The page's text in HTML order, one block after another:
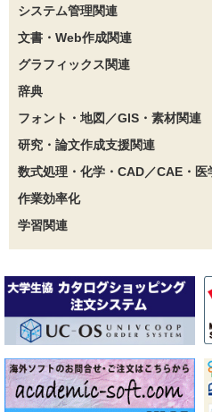
システム管理関連
文書・Web作成関連
グラフィックス関連
辞典
フォント・地図／GIS・素材関連
研究・論文作成支援関連
数式処理・化学・CAD／CAE・
作業効率化
学習関連